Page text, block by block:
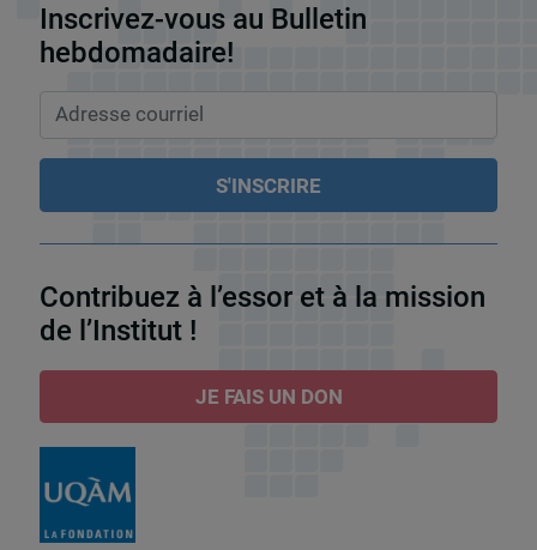
Inscrivez-vous au Bulletin
hebdomadaire!
Contribuez à l’essor et à la mission
de l’Institut !
JE FAIS UN DON